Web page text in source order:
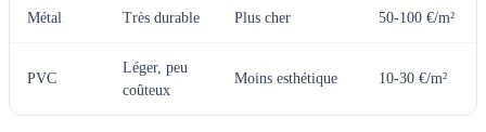
Métal Très durable Plus cher 50-100 €/m²
PVC
Léger, peu
coûteux
Moins esthétique 10-30 €/m²